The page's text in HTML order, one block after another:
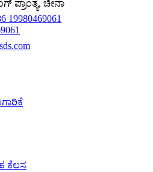
ಚೀನಾ
19980469061
ಕೆಲಸ